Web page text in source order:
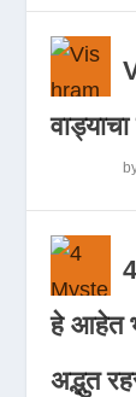
हे आहेत
अद्भुत